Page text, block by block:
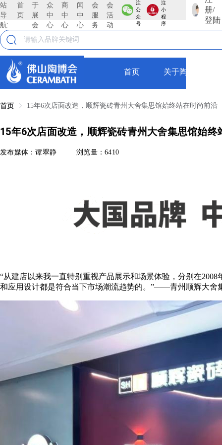
站
导
航:
首
页
于
展
会
众
中
心
商
中
心
闻
中
心
会
服
务
会
活
动
注
公
众
号
注
小
程
序
册/
登陆
首页 关于陶博会
首页 15年6次店面改造，顺辉瓷砖青州大舍集思馆始终站在时尚前沿
15年6次店面改造，顺辉瓷砖青州大舍集思馆始终
发布媒体：谭翠静 浏览量：6410
“从建店以来我一直特别重视产品展示和场景体验，分别在2008
和应用设计都是符合当下市场潮流趋势的。”——青州顺辉大舍